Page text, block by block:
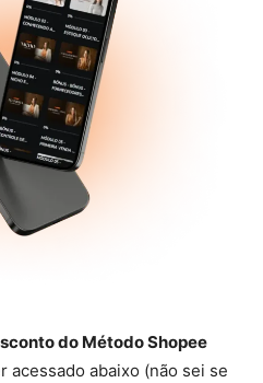
do Método Shopee
acessado abaixo (não sei se